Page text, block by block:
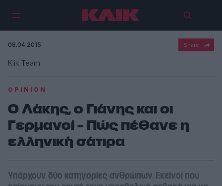
08.04.2015
OPINION
O Λάκης, ο Γιάνης και οι
Γερμανοί – Πώς πέθανε η
ελληνική σάτιρα
Υπάρχουν δύο κατηγορίες ανθρώπων. Εκείνοι που
Klik Team